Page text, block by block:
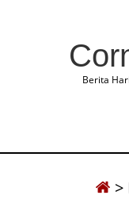
Berita
>